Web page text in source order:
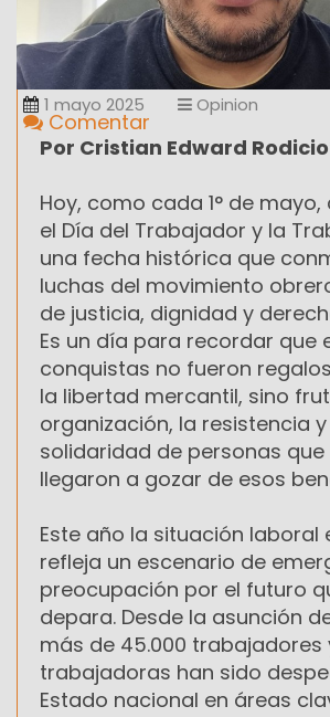
1 mayo 2025 Opinion
Comentar
Por Cristian Edward
Hoy, como cada 1° de
el Día del Trabajador y la
una fecha histórica que
luchas del movimiento
de justicia, dignidad y
Es un día para recordar que
conquistas no fueron
la libertad mercantil, sino
organización, la resistencia
solidaridad de personas que
llegaron a gozar de esos
Este año la situación laboral
refleja un escenario de
preocupación por el futuro
depara. Desde la asunción
más de 45.000 trabajadores
trabajadoras han sido
Estado nacional en áreas